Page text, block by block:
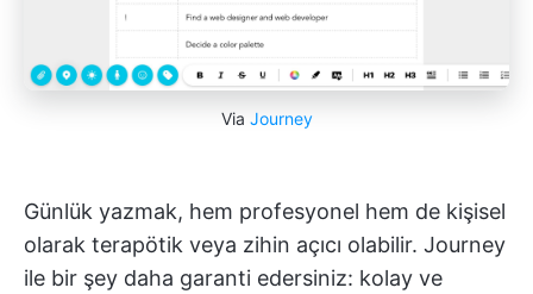
Via Journey
Günlük yazmak, hem profesyonel hem de kişisel
olarak terapötik veya zihin açıcı olabilir. Journey
ile bir şey daha garanti edersiniz: kolay ve